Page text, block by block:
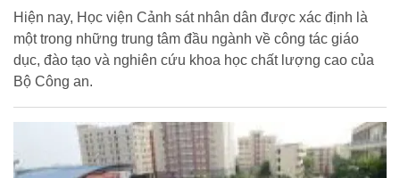
Hiện nay, Học viện Cảnh sát nhân dân được xác định là
một trong những trung tâm đầu ngành về công tác giáo
dục, đào tạo và nghiên cứu khoa học chất lượng cao của
Bộ Công an.